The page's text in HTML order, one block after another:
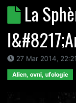
La
27 Mar 2014, 22:21
Alien, ovni, ufologie